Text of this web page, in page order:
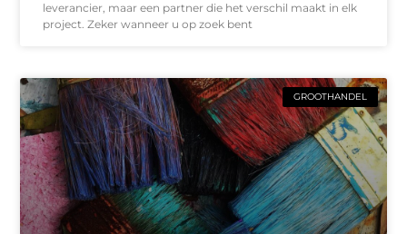
leverancier, maar een partner die het verschil maakt in elk
project. Zeker wanneer u op zoek bent
GROOTHANDEL